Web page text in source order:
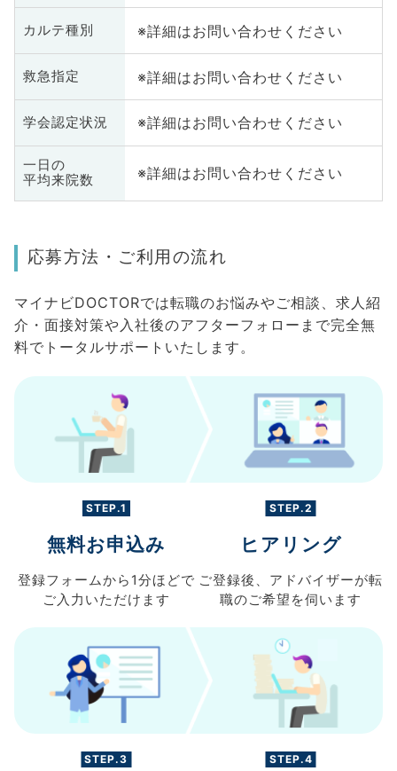
カルテ種別 ※詳細はお問い合わせください
救急指定 ※詳細はお問い合わせください
学会認定状況 ※詳細はお問い合わせください
一日の
平均来院数
※詳細はお問い合わせください
応募方法・ご利用の流れ
マイナビDOCTORでは転職のお悩みやご相談、求人紹
介・面接対策や入社後のアフターフォローまで完全無
料でトータルサポートいたします。
STEP.1
無料お申込み
登録フォームから 1分ほどで
ご入力 いただけます
STEP.2
ヒアリング
ご登録後、 アドバイザーが転
職のご希望を伺います
STEP.3 STEP.4